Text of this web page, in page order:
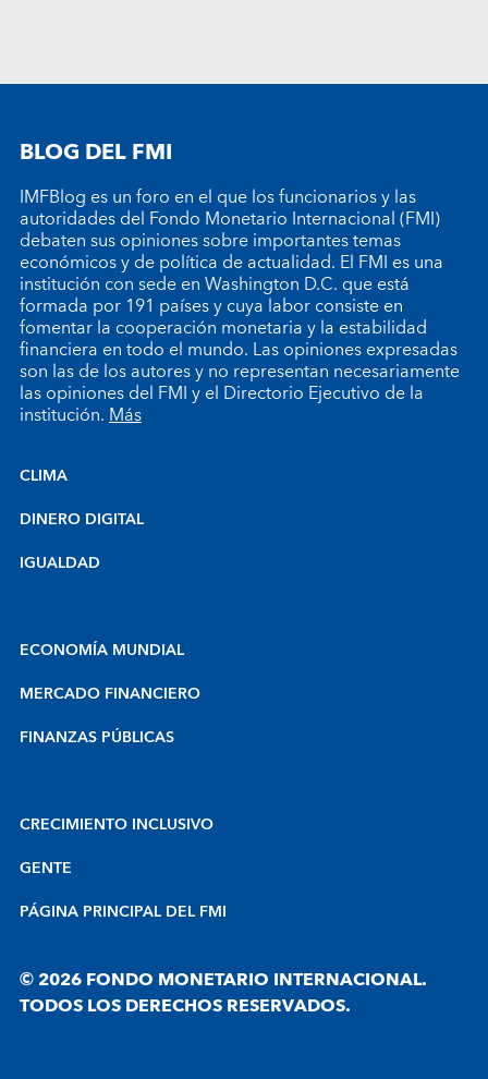
BLOG DEL FMI
IMFBlog es un foro en el que los funcionarios y las
autoridades del Fondo Monetario Internacional (FMI)
debaten sus opiniones sobre importantes temas
económicos y de política de actualidad. El FMI es una
institución con sede en Washington D.C. que está
formada por 191 países y cuya labor consiste en
fomentar la cooperación monetaria y la estabilidad
financiera en todo el mundo. Las opiniones expresadas
son las de los autores y no representan necesariamente
las opiniones del FMI y el Directorio Ejecutivo de la
institución.Más
CLIMA
DINERO DIGITAL
IGUALDAD
ECONOMÍA MUNDIAL
MERCADO FINANCIERO
FINANZAS PÚBLICAS
CRECIMIENTO INCLUSIVO
GENTE
PÁGINA PRINCIPAL DEL FMI
© 2026 FONDO MONETARIO INTERNACIONAL.
TODOS LOS DERECHOS RESERVADOS.